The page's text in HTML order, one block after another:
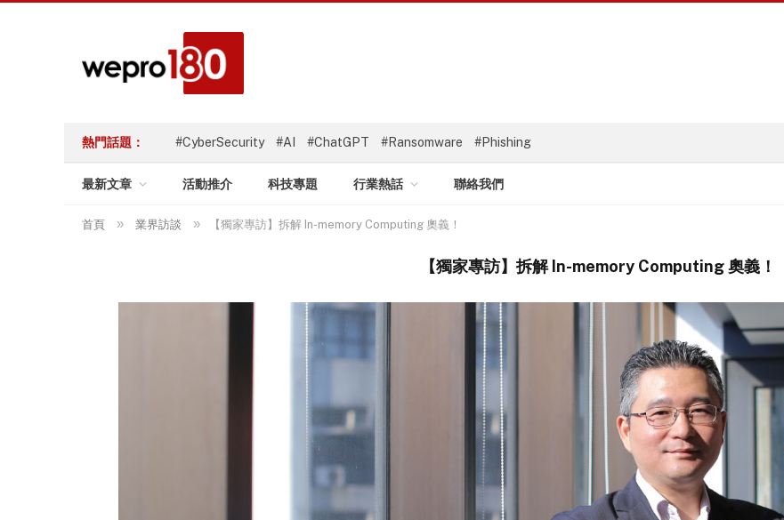
熱門話題： #CyberSecurity #AI #ChatGPT #Ransomware #Phishing
最新文章 活動推介 科技專題 行業熱話 聯絡我們
首頁 » 業界訪談 » 【獨家專訪】拆解 In-memory Computing 奧義！
【獨家專訪】拆解 In-memory Computing 奧義！